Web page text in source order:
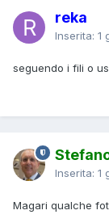
reka
Inserita: 1
seguendo i fili o
Inserita: 1
Magari qualche